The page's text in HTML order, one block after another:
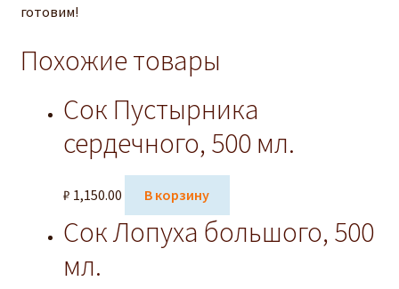
готовим!
Похожие товары
Сок Пустырника
сердечного, 500 мл.
₽ 1,150.00 В корзину
Сок Лопуха большого, 500
мл.